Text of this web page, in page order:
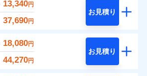
13,340円
37,690円
お見積り
18,080円
44,270円
お見積り